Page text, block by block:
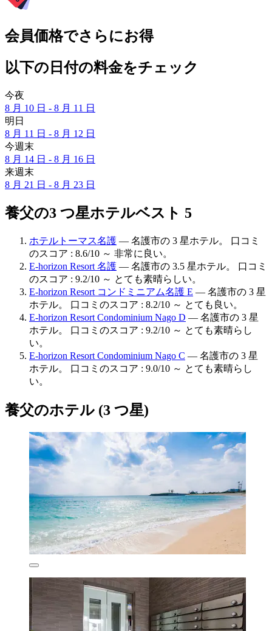
会員価格でさらにお得
以下の日付の料金をチェック
今夜
8 月 10 日 - 8 月 11 日
明日
8 月 11 日 - 8 月 12 日
今週末
8 月 14 日 - 8 月 16 日
来週末
8 月 21 日 - 8 月 23 日
養父の3 つ星ホテルベスト 5
ホテルトーマス名護 — 名護市の 3 星ホテル。 口コミ
のスコア : 8.6/10 ～ 非常に良い。
E-horizon Resort 名護 — 名護市の 3.5 星ホテル。 口コミ
のスコア : 9.2/10 ～ とても素晴らしい。
E-horizon Resort コンドミニアム名護 E — 名護市の 3 星
ホテル。 口コミのスコア : 8.2/10 ～ とても良い。
E-horizon Resort Condominium Nago D — 名護市の 3 星
ホテル。 口コミのスコア : 9.2/10 ～ とても素晴らし
い。
E-horizon Resort Condominium Nago C — 名護市の 3 星
ホテル。 口コミのスコア : 9.0/10 ～ とても素晴らし
い。
養父のホテル (3 つ星)